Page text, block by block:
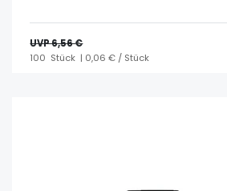
UVP 6,56 €
100 Stück | 0,06 € / Stück